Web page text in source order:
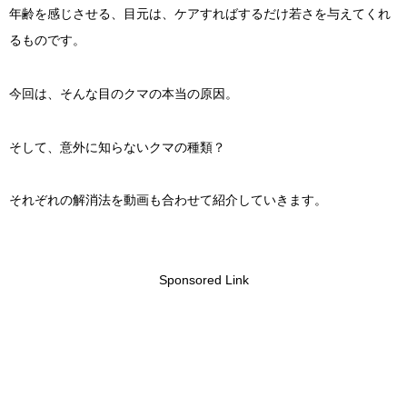
年齢を感じさせる、目元は、ケアすればするだけ若さを与えてくれ
るものです。
今回は、そんな目のクマの本当の原因。
そして、意外に知らないクマの種類？
それぞれの解消法を動画も合わせて紹介していきます。
Sponsored Link